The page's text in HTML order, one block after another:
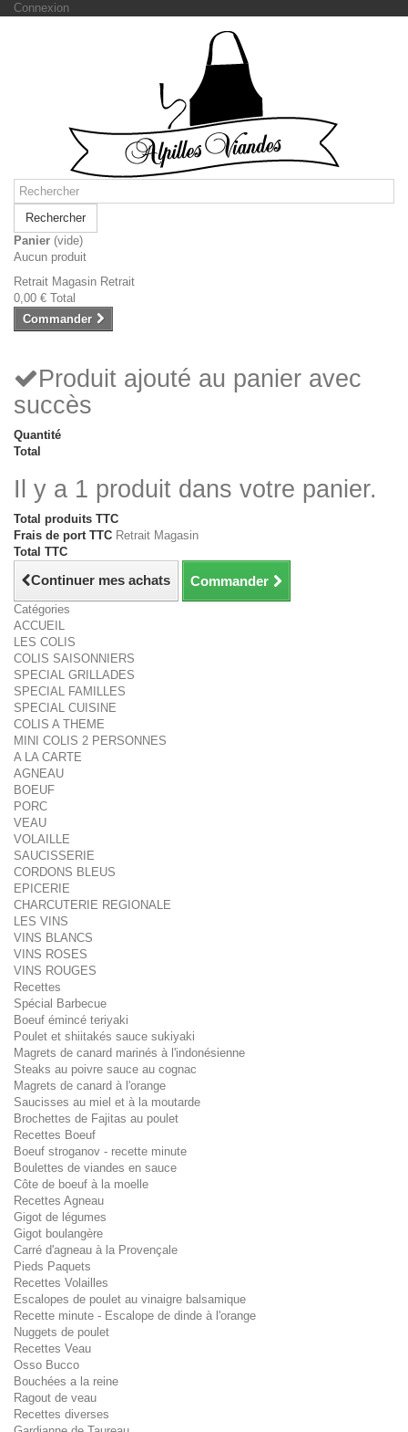
Connexion
Rechercher
Panier (vide)
Aucun produit
Retrait Magasin Retrait
0,00 € Total
Commander
Produit ajouté au panier avec
succès
Quantité
Total
Il y a 1 produit dans votre panier.
Total produits TTC
Frais de port TTC Retrait Magasin
Total TTC
Continuer mes achats Commander
Catégories
ACCUEIL
LES COLIS
COLIS SAISONNIERS
SPECIAL GRILLADES
SPECIAL FAMILLES
SPECIAL CUISINE
COLIS A THEME
MINI COLIS 2 PERSONNES
A LA CARTE
AGNEAU
BOEUF
PORC
VEAU
VOLAILLE
SAUCISSERIE
CORDONS BLEUS
EPICERIE
CHARCUTERIE REGIONALE
LES VINS
VINS BLANCS
VINS ROSES
VINS ROUGES
Recettes
Spécial Barbecue
Boeuf émincé teriyaki
Poulet et shiitakés sauce sukiyaki
Magrets de canard marinés à l'indonésienne
Steaks au poivre sauce au cognac
Magrets de canard à l'orange
Saucisses au miel et à la moutarde
Brochettes de Fajitas au poulet
Recettes Boeuf
Boeuf stroganov - recette minute
Boulettes de viandes en sauce
Côte de boeuf à la moelle
Recettes Agneau
Gigot de légumes
Gigot boulangère
Carré d'agneau à la Provençale
Pieds Paquets
Recettes Volailles
Escalopes de poulet au vinaigre balsamique
Recette minute - Escalope de dinde à l'orange
Nuggets de poulet
Recettes Veau
Osso Bucco
Bouchées a la reine
Ragout de veau
Recettes diverses